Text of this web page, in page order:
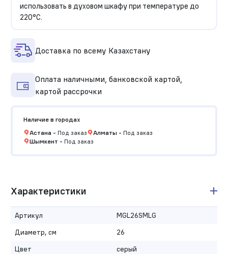
использовать в духовом шкафу при температуре до
220°C.
Доставка по всему Казахстану
Оплата наличными, банковской картой,
картой рассрочки
Наличие в городах
Астана- Под заказ Алматы- Под заказ
Шымкент - Под заказ
Характеристики
Артикул
MGL26SMLG
Диаметр, см
26
Цвет
серый